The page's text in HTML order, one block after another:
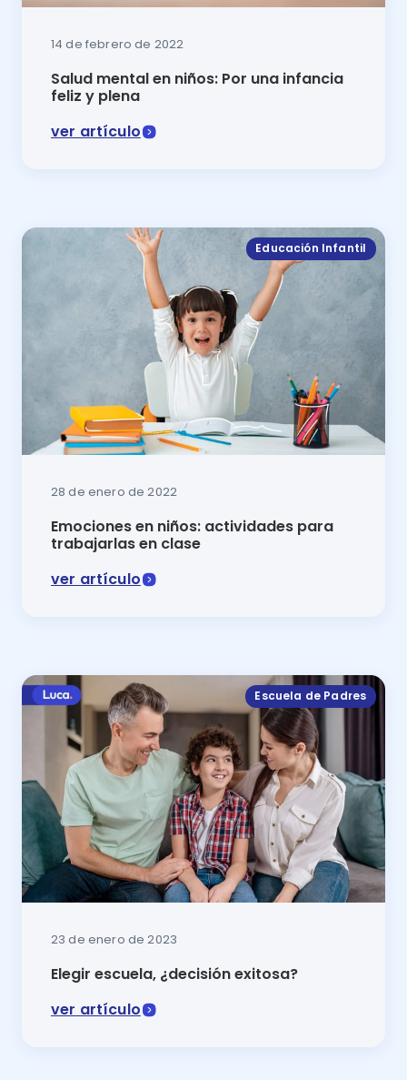
14 de febrero de 2022
Salud mental en niños: Por una infancia
feliz y plena
ver artículo
Educación Infantil
28 de enero de 2022
Emociones en niños: actividades para
trabajarlas en clase
ver artículo
Escuela de Padres
23 de enero de 2023
Elegir escuela, ¿decisión exitosa?
ver artículo